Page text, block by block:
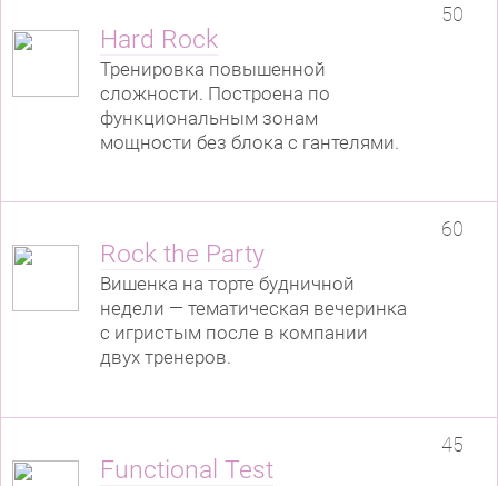
Hard Rock
Тренировка повышенной
сложности. Построена по
функциональным зонам
мощности без блока с гантелями.
50
Rock the Party
Вишенка на торте будничной
недели — тематическая вечеринка
с игристым после в компании
двух тренеров.
60
Functional Test
45